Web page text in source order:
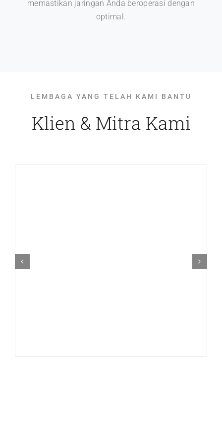
memastikan jaringan Anda beroperasi dengan
optimal.
LEMBAGA YANG TELAH KAMI BANTU
Klien & Mitra Kami